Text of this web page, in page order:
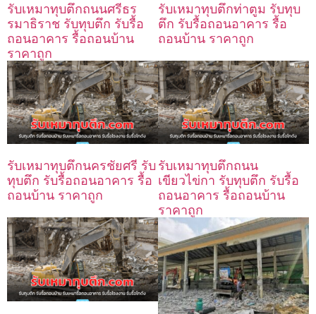
รับเหมาทุบตึกถนนศรีธร
รมาธิราช รับทุบตึก รับรื้อ
ถอนอาคาร รื้อถอนบ้าน
ราคาถูก
รับเหมาทุบตึกท่าตูม รับทุบ
ตึก รับรื้อถอนอาคาร รื้อ
ถอนบ้าน ราคาถูก
รับเหมาทุบตึกนครชัยศรี รับ
ทุบตึก รับรื้อถอนอาคาร รื้อ
ถอนบ้าน ราคาถูก
รับเหมาทุบตึกถนน
เขียวไข่กา รับทุบตึก รับรื้อ
ถอนอาคาร รื้อถอนบ้าน
ราคาถูก